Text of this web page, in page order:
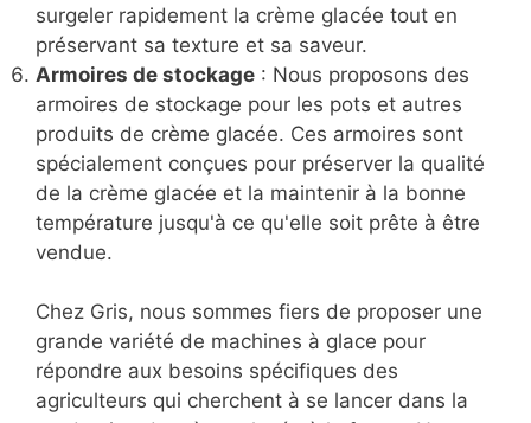
surgeler rapidement la crème glacée tout en
préservant sa texture et sa saveur.
Armoires de stockage : Nous proposons des
armoires de stockage pour les pots et autres
produits de crème glacée. Ces armoires sont
spécialement conçues pour préserver la qualité
de la crème glacée et la maintenir à la bonne
température jusqu'à ce qu'elle soit prête à être
vendue.
Chez Gris, nous sommes fiers de proposer une
grande variété de machines à glace pour
répondre aux besoins spécifiques des
agriculteurs qui cherchent à se lancer dans la